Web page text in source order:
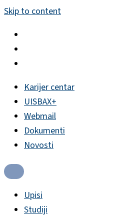
Skip to content
Karijer centar
UISBAX+
Webmail
Dokumenti
Novosti
Upisi
Studiji